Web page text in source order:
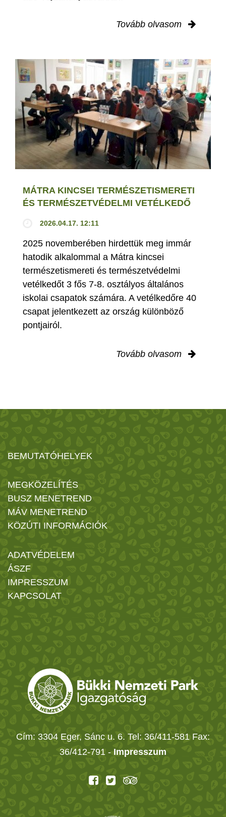
Tovább olvasom
MÁTRA KINCSEI TERMÉSZETISMERETI
ÉS TERMÉSZETVÉDELMI VETÉLKEDŐ
2026.04.17. 12:11
2025 novemberében hirdettük meg immár
hatodik alkalommal a Mátra kincsei
természetismereti és természetvédelmi
vetélkedőt 3 fős 7-8. osztályos általános
iskolai csapatok számára. A vetélkedőre 40
csapat jelentkezett az ország különböző
pontjairól.
Tovább olvasom
BEMUTATÓHELYEK
MEGKÖZELÍTÉS
BUSZ MENETREND
MÁV MENETREND
KÖZÚTI INFORMÁCIÓK
ADATVÉDELEM
ÁSZF
IMPRESSZUM
KAPCSOLAT
Cím: 3304 Eger, Sánc u. 6. Tel: 36/411-581 Fax:
36/412-791 - Impresszum